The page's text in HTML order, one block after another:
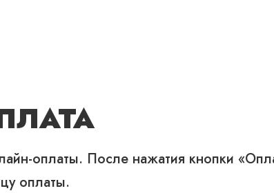
оплаты. После нажатия кнопки
оплаты.